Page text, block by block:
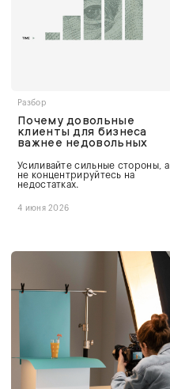
Разбор
Почему довольные
клиенты для бизнеса
важнее недовольных
Усиливайте сильные стороны, а
не концентрируйтесь на
недостатках.
4 июня 2026